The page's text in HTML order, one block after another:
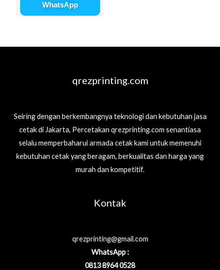
WhatsApp
qrezprinting.com
Seiring dengan berkembangnya teknologi dan kebutuhan jasa
cetak di Jakarta, Percetakan qrezprinting.com senantiasa
selalu memperbaharui armada cetak kami untuk memenuhi
kebutuhan cetak yang beragam, berkualitas dan harga yang
murah dan kompetitif.
Kontak
qrezprinting@gmail.com
WhatsApp :
0813 8964 0528